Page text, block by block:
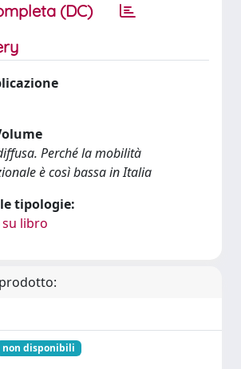
(DC)
Perché la mobilità
è così bassa in Italia
tipologie:
libro
non disponibili